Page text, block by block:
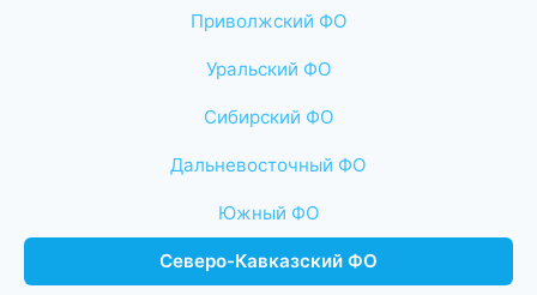
Приволжский ФО
Уральский ФО
Сибирский ФО
Дальневосточный ФО
Южный ФО
Северо-Кавказский ФО